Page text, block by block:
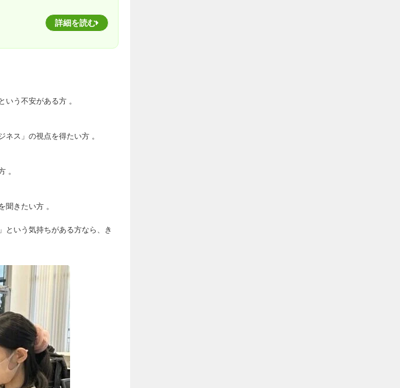
詳細を読む
う不安がある方 。
ス」の視点を得たい方 。
。
きたい方 。
という気持ちがある方なら、き